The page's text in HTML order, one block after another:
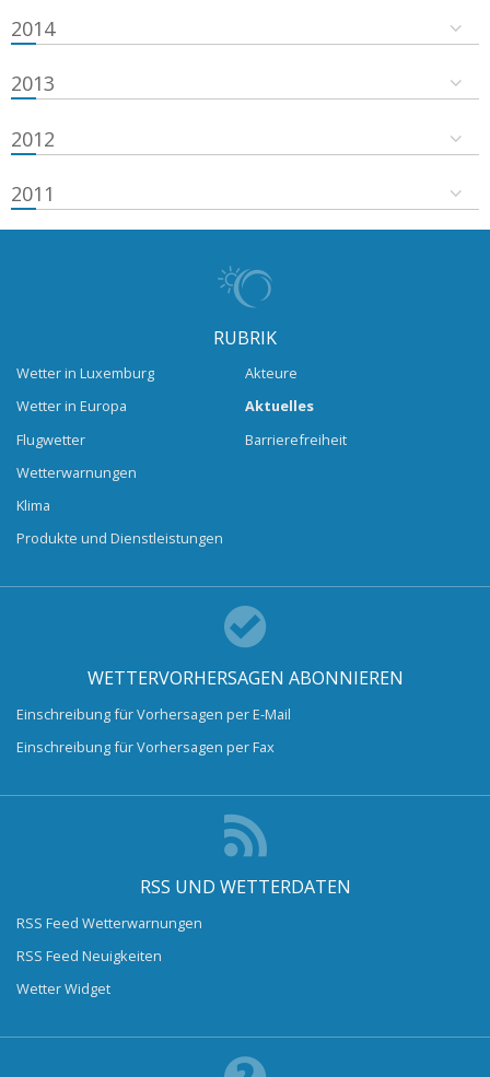
2014
2013
2012
2011
RUBRIK
Wetter in Luxemburg
Wetter in Europa
Flugwetter
Wetterwarnungen
Klima
Produkte und Dienstleistungen
Akteure
Aktuelles
Barrierefreiheit
WETTERVORHERSAGEN ABONNIEREN
Einschreibung für Vorhersagen per E-Mail
Einschreibung für Vorhersagen per Fax
RSS UND WETTERDATEN
RSS Feed Wetterwarnungen
RSS Feed Neuigkeiten
Wetter Widget